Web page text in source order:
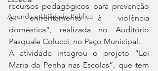
Agenda e Utilidade Pública
recursos pedagógicos para prevenção
e enfrentamento à violência
doméstica”, realizada no Auditório
Pasquale Colucci, no Paço Municipal.
A atividade integrou o projeto “Lei
Maria da Penha nas Escolas”, que tem